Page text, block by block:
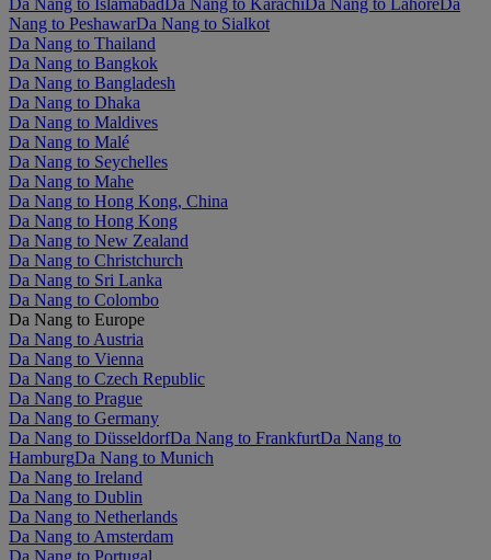
Nang to PeshawarDa Nang to Sialkot
Da Nang to Thailand
Da Nang to Bangkok
Da Nang to Bangladesh
Da Nang to Dhaka
Da Nang to Maldives
Da Nang to Malé
Da Nang to Seychelles
Da Nang to Mahe
Da Nang to Hong Kong, China
Da Nang to Hong Kong
Da Nang to New Zealand
Da Nang to Christchurch
Da Nang to Sri Lanka
Da Nang to Colombo
Da Nang to Europe
Da Nang to Austria
Da Nang to Vienna
Da Nang to Czech Republic
Da Nang to Prague
Da Nang to Germany
Da Nang to DüsseldorfDa Nang to FrankfurtDa Nang to
HamburgDa Nang to Munich
Da Nang to Ireland
Da Nang to Dublin
Da Nang to Netherlands
Da Nang to Amsterdam
Da Nang to Portugal